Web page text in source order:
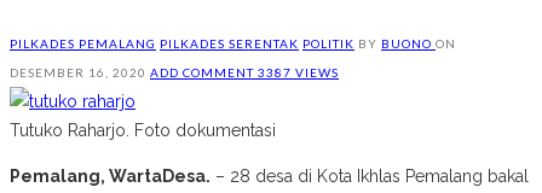
PILKADES PEMALANG PILKADES SERENTAK POLITIK BY BUONO ON
DESEMBER 16, 2020 ADD COMMENT 3387 VIEWS
Tutuko Raharjo. Foto dokumentasi
Pemalang, WartaDesa. – 28 desa di Kota Ikhlas Pemalang bakal